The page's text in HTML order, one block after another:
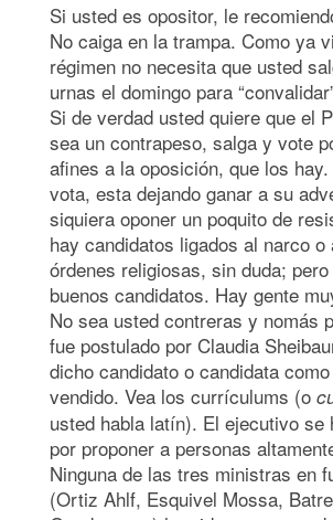
Si usted es opositor, le
No caiga en la trampa. Como ya
régimen no necesita que usted
urnas el domingo para
Si de verdad usted quiere que el
sea un contrapeso, salga y vote
afines a la oposición, que los
vota, esta dejando ganar a su
siquiera oponer un poquito de
hay candidatos ligados al narco
órdenes religiosas, sin duda;
buenos candidatos. Hay gente
No sea usted contreras y nomás
fue postulado por Claudia
dicho candidato o candidata
vendido. Vea los currículums (o
usted habla latín). El ejecutivo se
por proponer a personas
Ninguna de las tres ministras en
(Ortiz Ahlf, Esquivel Mossa,